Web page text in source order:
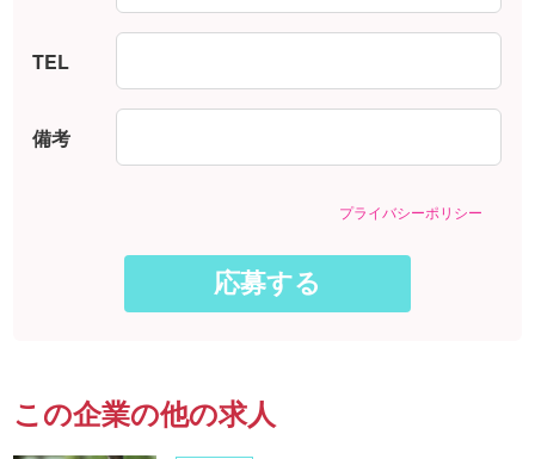
TEL
備考
プライバシーポリシー
この企業の他の求人